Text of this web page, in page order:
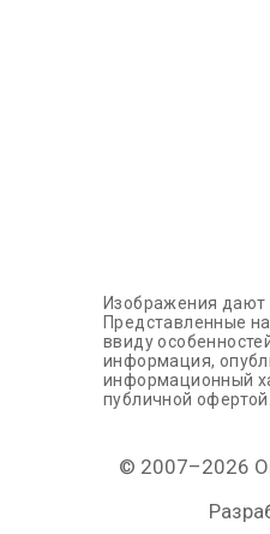
Изображения дают
Представленные
ввиду
информация,
информационный
публичной офертой.
© 2007–2026